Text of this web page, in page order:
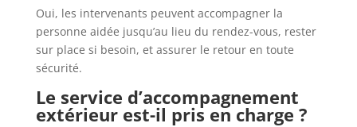
Oui, les intervenants peuvent accompagner la
personne aidée jusqu’au lieu du rendez-vous, rester
sur place si besoin, et assurer le retour en toute
sécurité.
Le service d’accompagnement
extérieur est-il pris en charge ?